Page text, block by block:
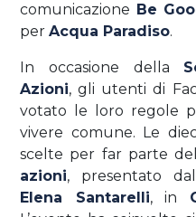
comunicazione Be
per Acqua Paradiso.
In occasione della
Azioni, gli utenti di
votato le loro regole
vivere comune. Le
scelte per far parte del
azioni, presentato
Elena Santarelli, in